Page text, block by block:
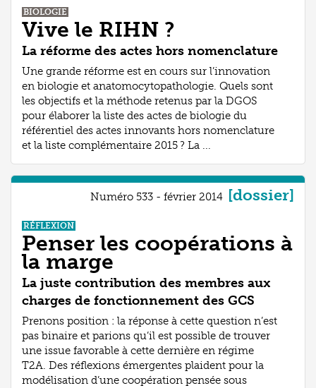
BIOLOGIE
Vive le RIHN ?
La réforme des actes hors nomenclature
Une grande réforme est en cours sur l’innovation
en biologie et anatomocytopathologie. Quels sont
les objectifs et la méthode retenus par la DGOS
pour élaborer la liste des actes de biologie du
référentiel des actes innovants hors nomenclature
et la liste complémentaire 2015 ? La ...
Numéro 533 - février 2014 [dossier]
RÉFLEXION
Penser les coopérations à
la marge
La juste contribution des membres aux
charges de fonctionnement des GCS
Prenons position : la réponse à cette question n’est
pas binaire et parions qu’il est possible de trouver
une issue favorable à cette dernière en régime
T2A. Des réflexions émergentes plaident pour la
modélisation d’une coopération pensée sous